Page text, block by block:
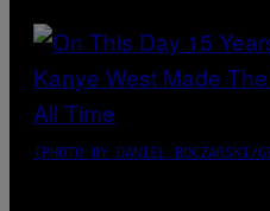
(PHOTO BY DANIEL BOCZARSKI/